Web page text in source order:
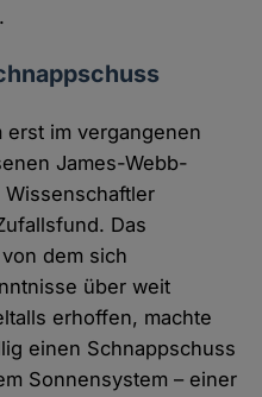
erst im vergangenen
James-Webb-
Das
dem sich
über weit
erhoffen, machte
einen Schnappschuss
Sonnensystem – einer